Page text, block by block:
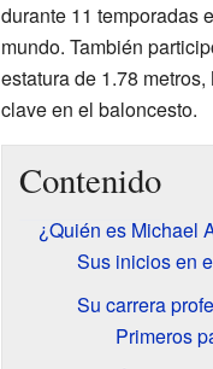
durante 11 temporadas
mundo. También
estatura de 1.78
clave en el baloncesto.
Contenido
¿Quién es Michael
Sus inicios en
Su carrera
Primeros